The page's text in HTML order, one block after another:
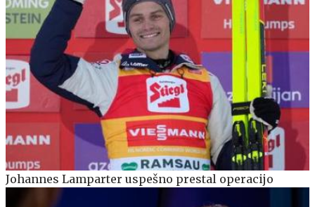
Johannes Lamparter uspešno prestal operacijo